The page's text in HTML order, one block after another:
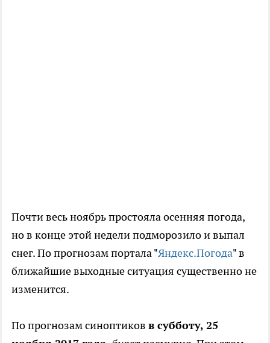
Почти весь ноябрь простояла осенняя погода,
но в конце этой недели подморозило и выпал
снег. По прогнозам портала "Яндекс.Погода" в
ближайшие выходные ситуация существенно не
изменится.
По прогнозам синоптиков в субботу, 25